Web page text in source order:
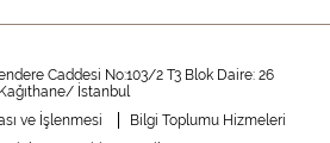
Caddesi No:103/2 T3 Blok Daire: 26
Kağıthane/ İstanbul
ve İşlenmesi
Bilgi Toplumu Hizmeleri